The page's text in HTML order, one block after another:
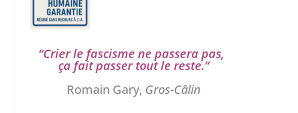
“Crier le fas­cisme ne pas­se­ra pas,
ça fait pas­ser tout le reste.”
Romain Gary, Gros-Câlin